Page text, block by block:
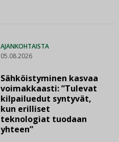
AJANKOHTAISTA
05.08.2026
Sähköistyminen kasvaa
voimakkaasti: ”Tulevat
kilpailuedut syntyvät,
kun erilliset
teknologiat tuodaan
yhteen”